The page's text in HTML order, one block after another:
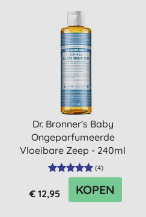
Dr. Bronner's Baby
Ongeparfumeerde
Vloeibare Zeep - 240ml
(4)
€ 12,95 KOPEN